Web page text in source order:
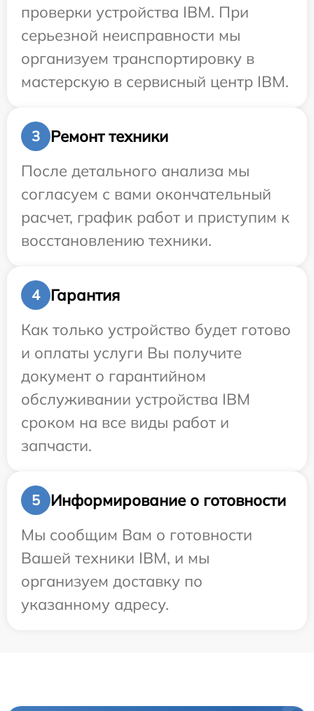
проверки устройства IBM. При
серьезной неисправности мы
организуем транспортировку в
мастерскую в сервисный центр IBM.
3
Ремонт техники
После детального анализа мы
согласуем с вами окончательный
расчет, график работ и приступим к
восстановлению техники.
4
Гарантия
Как только устройство будет готово
и оплаты услуги Вы получите
документ о гарантийном
обслуживании устройства IBM
сроком на все виды работ и
запчасти.
5
Информирование о готовности
Мы сообщим Вам о готовности
Вашей техники IBM, и мы
организуем доставку по
указанному адресу.